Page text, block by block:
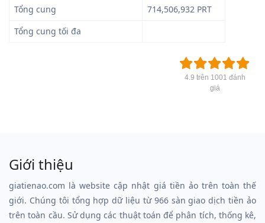
Tổng cung
714,506,932 PRT
Tổng cung tối đa
4.9 trên 1001 đánh
giá
Giới thiệu
giatienao.com là website cập nhật giá tiền ảo trên toàn thế
giới. Chúng tôi tổng hợp dữ liệu từ 966 sàn giao dịch tiền ảo
trên toàn cầu. Sử dụng các thuật toán để phân tích, thống kê,